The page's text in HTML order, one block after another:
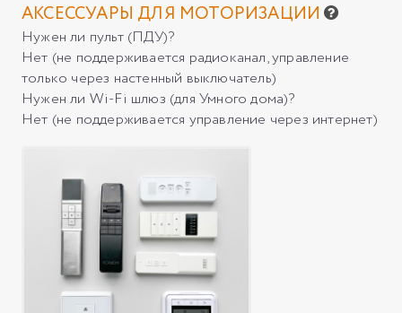
АКСЕССУАРЫ ДЛЯ МОТОРИЗАЦИИ
Нужен ли пульт (ПДУ)?
Нет (не поддерживается радиоканал, управление
только через настенный выключатель)
Нужен ли Wi-Fi шлюз (для Умного дома)?